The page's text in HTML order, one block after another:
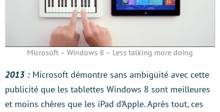
Microsoft – Windows 8 – Less talking more doing
2013 : Microsoft démontre sans ambigüité avec cette
publicité que les tablettes Windows 8 sont meilleures
et moins chères que les iPad d’Apple. Après tout, ces